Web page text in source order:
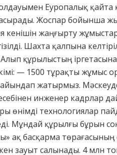
Еуропалық қайта
Жоспар бойынша
кенішін жаңғырту
Шахта қалпына
Алып құрылыстың
— 1500 тұрақты жұмыс
жатырмыз.
есебінен инженер кадрлар
өнімді технологиялар
Мұндай құрылғы бұрын
ақ басқарма
зауыт салынады. 4 млн